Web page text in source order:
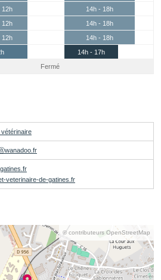
12h
14h - 18h
12h
14h - 18h
12h
14h - 18h
14h - 17h
Fermé
veterinaire-de-gatines.fr
© contributeurs OpenStreetMap